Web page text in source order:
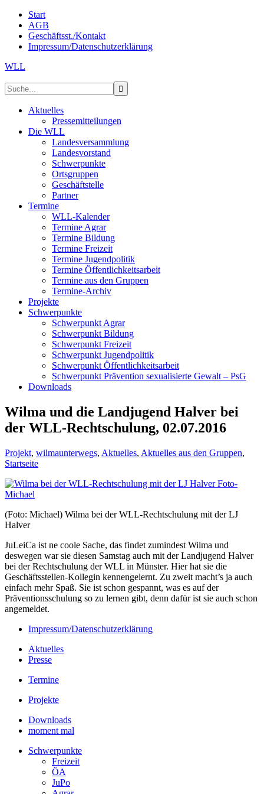
Start
AGB
Geschäftsst./Kontakt
Impressum/Datenschutzerklärung
WLL
Aktuelles
Pressemitteilungen
Die WLL
Landesversammlung
Landesvorstand
Schwerpunkte
Ortsgruppen
Geschäftstelle
Partner
Termine
WLL-Kalender
Termine Agrar
Termine Bildung
Termine Freizeit
Termine Jugendpolitik
Termine Öffentlichkeitsarbeit
Termine aus den Gruppen
Termine-Archiv
Projekte
Schwerpunkte
Schwerpunkt Agrar
Schwerpunkt Bildung
Schwerpunkt Freizeit
Schwerpunkt Jugendpolitik
Schwerpunkt Öffentlichkeitsarbeit
Schwerpunkt Prävention sexualisierte Gewalt – PsG
Downloads
Wilma und die Landjugend Halver bei
der WLL-Rechtschulung, 02.07.2016
Projekt, wilmaunterwegs, Aktuelles, Aktuelles aus den Gruppen,
Startseite
(Foto: Michael) Wilma bei der WLL-Rechtschulung mit der LJ
Halver
JuLeiCa ist ne coole Sache, das findet zumindest Wilma und
deswegen war sie diesen Samstag auch mit der Landjugend Halver
bei der Rechtschulung der WLL in Münster. Hier hat sie die
Geschäftsstellen-Kollegin kennengelernt. Zu zweit macht’s ja auch
einfach mehr Spaß. Sie ist schon gespannt, was es auf der
Präventionsschulung so zu lernen gibt, denn dafür ist sie auch schon
angemeldet.
Impressum/Datenschutzerklärung
Aktuelles
Presse
Termine
Projekte
Downloads
moment mal
Schwerpunkte
Freizeit
ÖA
JuPo